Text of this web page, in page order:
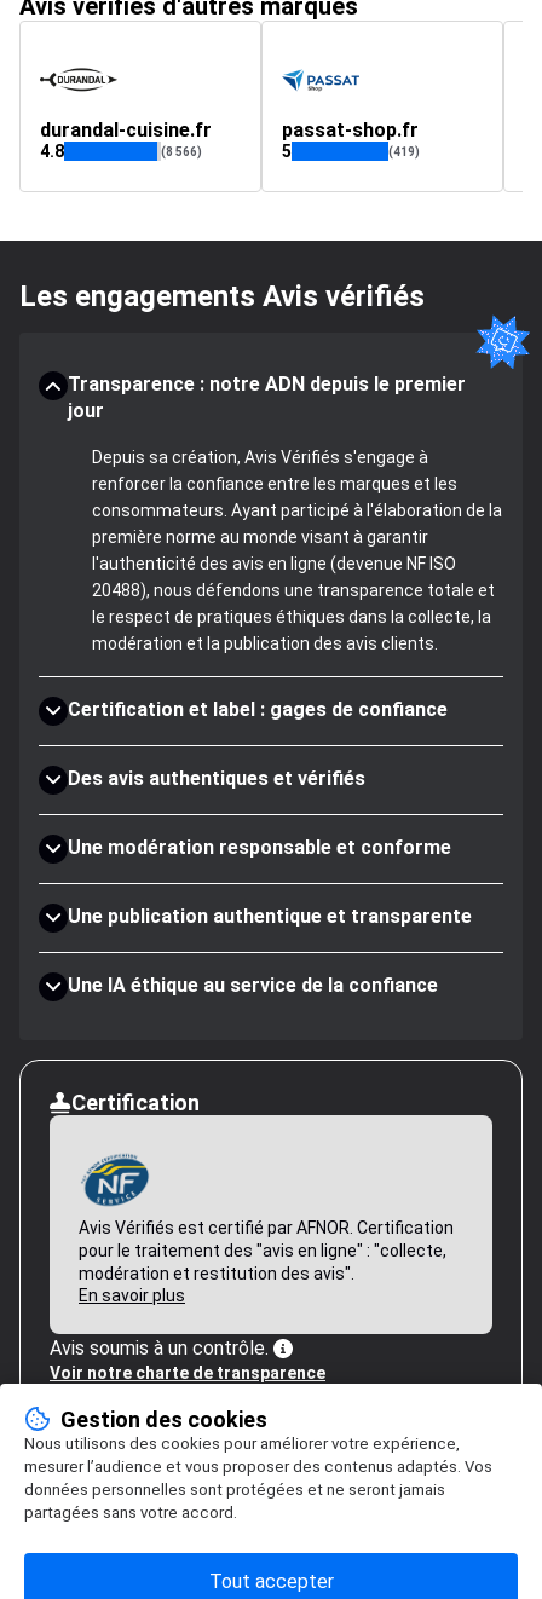
Avis vérifiés d'autres marques
durandal-cuisine.fr
4.8 (8 566)
passat-shop.fr
5 (419)
Les engagements Avis vérifiés
Transparence : notre ADN depuis le premier
jour
Depuis sa création, Avis Vérifiés s'engage à
renforcer la confiance entre les marques et les
consommateurs. Ayant participé à l'élaboration de la
première norme au monde visant à garantir
l'authenticité des avis en ligne (devenue NF ISO
20488), nous défendons une transparence totale et
le respect de pratiques éthiques dans la collecte, la
modération et la publication des avis clients.
Certification et label : gages de confiance
Des avis authentiques et vérifiés
Une modération responsable et conforme
Une publication authentique et transparente
Une IA éthique au service de la confiance
Certification
Avis Vérifiés est certifié par AFNOR. Certification
pour le traitement des "avis en ligne" : "collecte,
modération et restitution des avis".
En savoir plus
Avis soumis à un contrôle.
Voir notre charte de transparence
Gestion des cookies
Nous utilisons des cookies pour améliorer votre expérience,
mesurer l’audience et vous proposer des contenus adaptés. Vos
données personnelles sont protégées et ne seront jamais
partagées sans votre accord.
Tout accepter